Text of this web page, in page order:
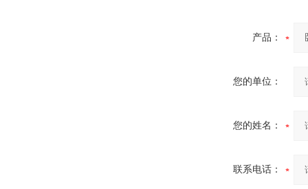
产品：
您的单位：
您的姓名：
联系电话：